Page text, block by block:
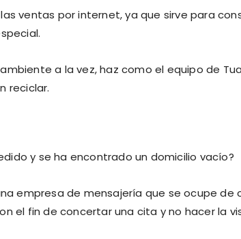
ventas por internet, ya que sirve para
a la vez, haz como el equipo de
reciclar.
y se ha encontrado un domicilio vacío?
empresa de mensajería que se ocupe de
el fin de concertar una cita y no hacer la